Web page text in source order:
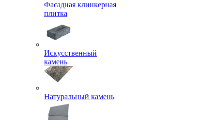
Фасадная клинкерная
плитка
Искусственный
камень
Натуральный камень